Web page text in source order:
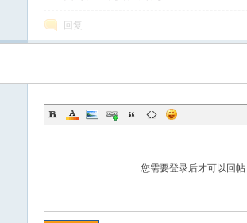
回复
您需要登录后才可以回帖